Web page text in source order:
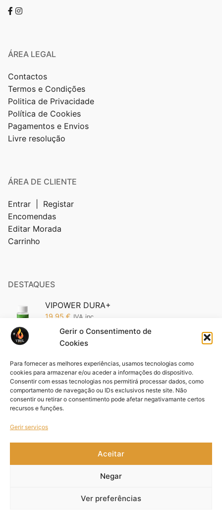
Gerir o Consentimento de
Cookies
Para fornecer as melhores experiências, usamos tecnologias como
cookies para armazenar e/ou aceder a informações do dispositivo.
Consentir com essas tecnologias nos permitirá processar dados, como
comportamento de navegação ou IDs exclusivos neste site. Não
consentir ou retirar o consentimento pode afetar negativamante certos
recursos e funções.
Gerir serviços
Aceitar
Negar
Ver preferências
ÁREA LEGAL
Contactos
Termos e Condições
Politica de Privacidade
Política de Cookies
Pagamentos e Envios
Livre resolução
ÁREA DE CLIENTE
Entrar | Registar
Encomendas
Editar Morada
Carrinho
DESTAQUES
VIPOWER DURA+
19,95 € IVA inc.
Vipower 5200 Edição Ouro: O Poder da
Sofisticação em Suas Mãos (Cópia)
19,95€ IVA inc.
Pack VIFORCE 3 unid
44,85
Copyright © 2021- 2026 Viril – Design by
Livro de Reclamações